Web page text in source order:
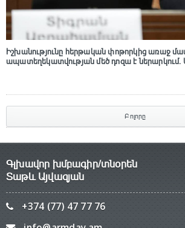
Իշխանությունը հերթական փոթորկից առաջ
ապատեղեկատվության մեծ դnզա է ներարկում․
Բոլորը
Գլխավոր խմբագիր/տնօրեն
Տաթև Այվազյան
+374 (77) 47 77 76